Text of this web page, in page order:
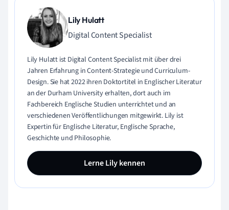
Lily Hulatt
Digital Content Specialist
Lily Hulatt ist Digital Content Specialist mit über drei
Jahren Erfahrung in Content-Strategie und Curriculum-
Design. Sie hat 2022 ihren Doktortitel in Englischer Literatur
an der Durham University erhalten, dort auch im
Fachbereich Englische Studien unterrichtet und an
verschiedenen Veröffentlichungen mitgewirkt. Lily ist
Expertin für Englische Literatur, Englische Sprache,
Geschichte und Philosophie.
Lerne Lily kennen